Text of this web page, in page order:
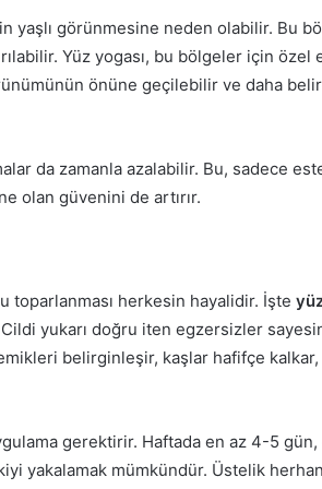
yaşlı görünmesine neden olabilir. Bu
Yüz yogası, bu bölgeler için özel
önüne geçilebilir ve daha
da zamanla azalabilir. Bu, sadece
olan güvenini de artırır.
toparlanması herkesin hayalidir. İşte
yukarı doğru iten egzersizler
belirginleşir, kaşlar hafifçe
gerektirir. Haftada en az 4-5 gün,
yakalamak mümkündür. Üstelik